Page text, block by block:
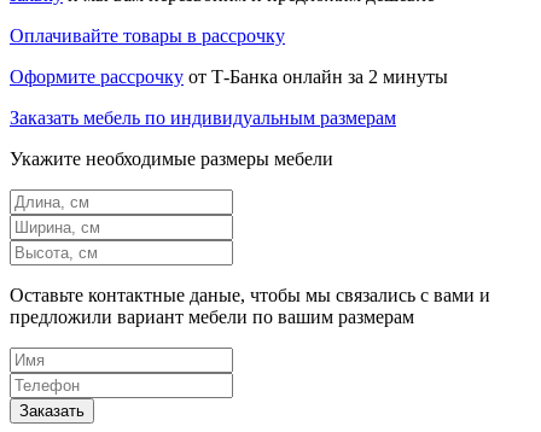
Оплачивайте товары в рассрочку
Оформите рассрочку от Т-Банка онлайн за 2 минуты
Заказать мебель по индивидуальным размерам
Укажите необходимые размеры мебели
Оставьте контактные даные, чтобы мы связались с вами и
предложили вариант мебели по вашим размерам